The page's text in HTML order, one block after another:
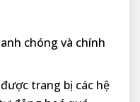
chóng và chính
trang bị các hệ